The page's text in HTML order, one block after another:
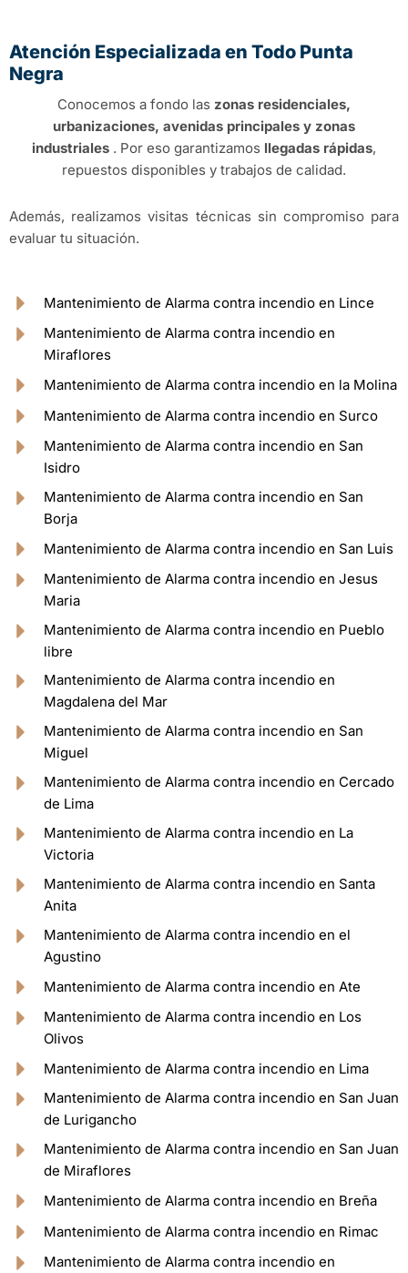
Atención Especializada en Todo Punta
Negra
Conocemos a fondo las zonas residenciales,
urbanizaciones, avenidas principales y zonas
industriales . Por eso garantizamos llegadas rápidas,
repuestos disponibles y trabajos de calidad.
Además, realizamos visitas técnicas sin compromiso para
evaluar tu situación.
Mantenimiento de Alarma contra incendio en Lince
Mantenimiento de Alarma contra incendio en
Miraflores
Mantenimiento de Alarma contra incendio en la Molina
Mantenimiento de Alarma contra incendio en Surco
Mantenimiento de Alarma contra incendio en San
Isidro
Mantenimiento de Alarma contra incendio en San
Borja
Mantenimiento de Alarma contra incendio en San Luis
Mantenimiento de Alarma contra incendio en Jesus
Maria
Mantenimiento de Alarma contra incendio en Pueblo
libre
Mantenimiento de Alarma contra incendio en
Magdalena del Mar
Mantenimiento de Alarma contra incendio en San
Miguel
Mantenimiento de Alarma contra incendio en Cercado
de Lima
Mantenimiento de Alarma contra incendio en La
Victoria
Mantenimiento de Alarma contra incendio en Santa
Anita
Mantenimiento de Alarma contra incendio en el
Agustino
Mantenimiento de Alarma contra incendio en Ate
Mantenimiento de Alarma contra incendio en Los
Olivos
Mantenimiento de Alarma contra incendio en Lima
Mantenimiento de Alarma contra incendio en San Juan
de Lurigancho
Mantenimiento de Alarma contra incendio en San Juan
de Miraflores
Mantenimiento de Alarma contra incendio en Breña
Mantenimiento de Alarma contra incendio en Rimac
Mantenimiento de Alarma contra incendio en